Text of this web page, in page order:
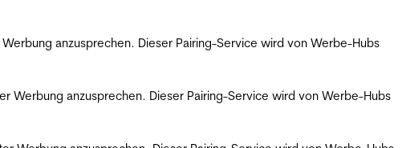
anzusprechen. Dieser Pairing-Service wird von Werbe-Hubs
Werbung anzusprechen. Dieser Pairing-Service wird von Werbe-Hubs